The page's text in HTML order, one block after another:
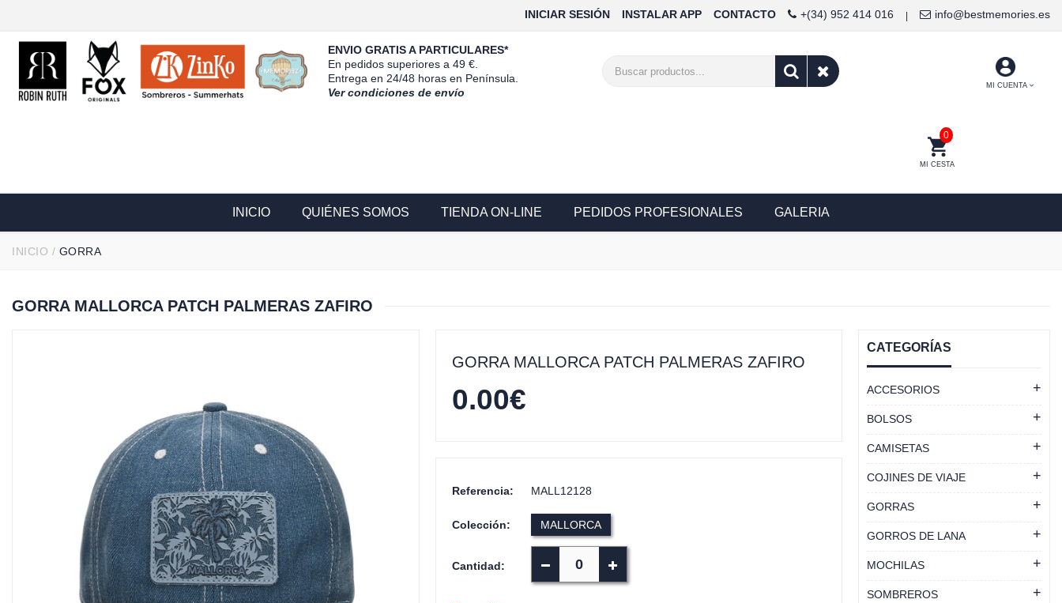
info@bestmemories.es
+(34) 952 414 016
CONTACTO
INSTALAR APP
INICIAR SESIÓN
ENVIO GRATIS A PARTICULARES*
En pedidos superiores a 49 €.
Entrega en 24/48 horas en Península.
Ver condiciones de envío
MI CUENTA
MI CESTA
0
INICIO QUIÉNES SOMOS TIENDA ON-LINE PEDIDOS PROFESIONALES GALERIA
INICIO / GORRA
GORRA MALLORCA PATCH PALMERAS ZAFIRO
GORRA MALLORCA PATCH PALMERAS ZAFIRO
0.00€
Referencia: MALL12128
Colección: MALLORCA
Cantidad:
CATEGORÍAS
ACCESORIOS
BOLSOS
CAMISETAS
COJINES DE VIAJE
GORRAS
GORROS DE LANA
MOCHILAS
SOMBREROS